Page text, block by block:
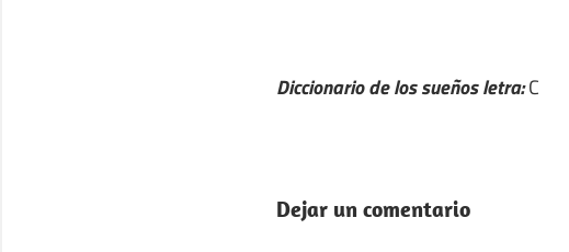
Diccionario de los sueños letra:C
Dejar un comentario